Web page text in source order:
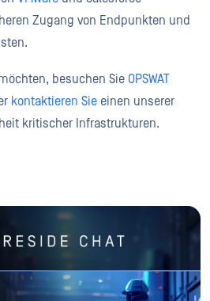
Zugang von Endpunkten und
besuchen Sie OPSWAT
kontaktieren Sie einen unserer
kritischer Infrastrukturen.